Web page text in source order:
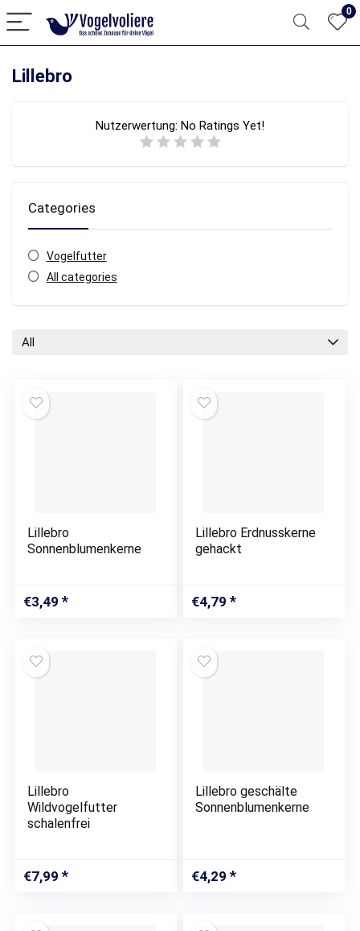
0
Lillebro
Nutzerwertung: No Ratings Yet!
Categories
Vogelfutter
All categories
All
Lillebro
Sonnenblumenkerne
€3,49
Lillebro Erdnusskerne
gehackt
€4,79
Lillebro
Wildvogelfutter
schalenfrei
€7,99
Lillebro geschälte
Sonnenblumenkerne
€4,29